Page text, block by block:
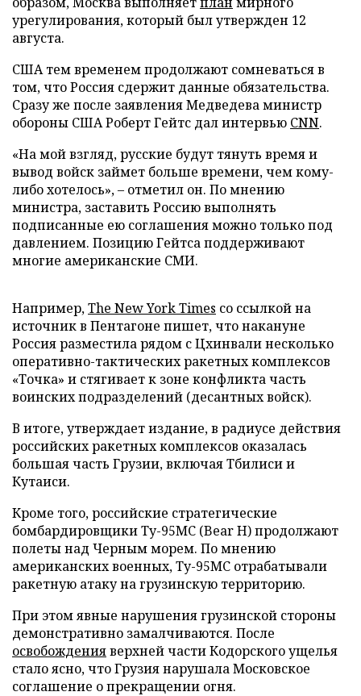
урегулирования, который был утвержден 12
августа.
США тем временем продолжают сомневаться в
том, что Россия сдержит данные обязательства.
Сразу же после заявления Медведева министр
обороны США Роберт Гейтс дал интервью CNN.
«На мой взгляд, русские будут тянуть время и
вывод войск займет больше времени, чем кому-
либо хотелось», – отметил он. По мнению
министра, заставить Россию выполнять
подписанные ею соглашения можно только под
давлением. Позицию Гейтса поддерживают
многие американские СМИ.
Например,The New York Times со ссылкой на
источник в Пентагоне пишет, что накануне
Россия разместила рядом с Цхинвали несколько
оперативно-тактических ракетных комплексов
«Точка» и стягивает к зоне конфликта часть
воинских подразделений (десантных войск).
В итоге, утверждает издание, в радиусе действия
российских ракетных комплексов оказалась
большая часть Грузии, включая Тбилиси и
Кутаиси.
Кроме того, российские стратегические
бомбардировщики Ту-95МС (Bear H) продолжают
полеты над Черным морем. По мнению
американских военных, Ту-95МС отрабатывали
ракетную атаку на грузинскую территорию.
При этом явные нарушения грузинской стороны
демонстративно замалчиваются. После
освобожденияверхней части Кодорского ущелья
стало ясно, что Грузия нарушала Московское
соглашение о прекращении огня.